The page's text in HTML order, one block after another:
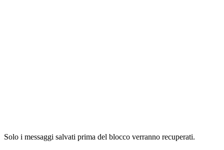
Solo i messaggi salvati prima del blocco verranno recuperati.